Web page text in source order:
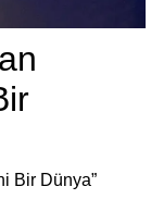
Bir Dünya”